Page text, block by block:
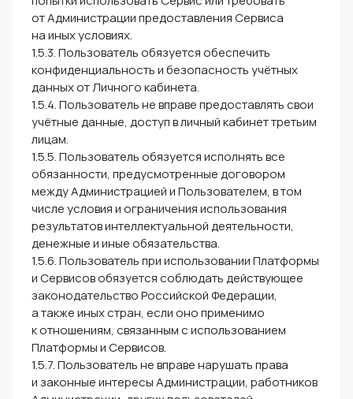
от Администрации предоставления Сервиса
на иных условиях.
1.5.3. Пользователь обязуется обеспечить
конфиденциальность и безопасность учётных
данных от Личного кабинета.
1.5.4. Пользователь не вправе предоставлять свои
учётные данные, доступ в личный кабинет третьим
лицам.
1.5.5. Пользователь обязуется исполнять все
обязанности, предусмотренные договором
между Администрацией и Пользователем, в том
числе условия и ограничения использования
результатов интеллектуальной деятельности,
денежные и иные обязательства.
1.5.6. Пользователь при использовании Платформы
и Сервисов обязуется соблюдать действующее
законодательство Российской Федерации,
а также иных стран, если оно применимо
к отношениям, связанным с использованием
Платформы и Сервисов.
1.5.7. Пользователь не вправе нарушать права
и законные интересы Администрации, работников